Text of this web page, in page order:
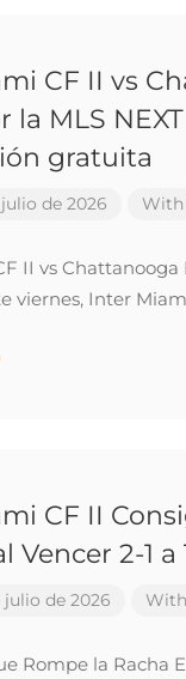
CF II vs
la MLS
gratuita
julio de 2026 With
II vs Chattanooga
viernes, Inter
CF II
Vencer 2-1
julio de 2026
Rompe la Racha